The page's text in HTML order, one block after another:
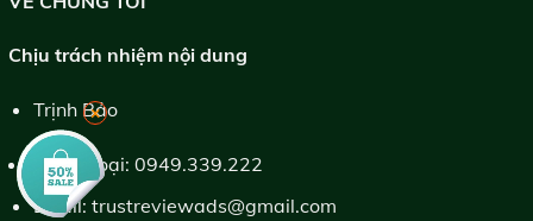
Chịu trách nhiệm nội dung
Trịnh Bảo
Điện thoại: 0949.339.222
Email: trustreviewads@gmail.com
×